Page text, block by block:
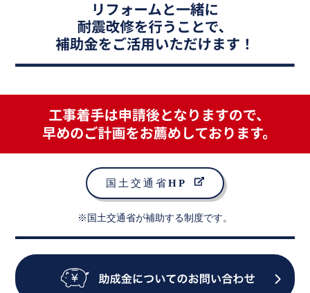
※国土交通省が補助する制度です。